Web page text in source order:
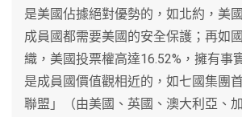
是美國佔據絕對優勢的，如北約，美
成員國都需要美國的安全保護；再如
織，美國投票權高達16.52%，擁有事
是成員國價值觀相近的，如七國集團
聯盟」（由美國、英國、澳大利亞、